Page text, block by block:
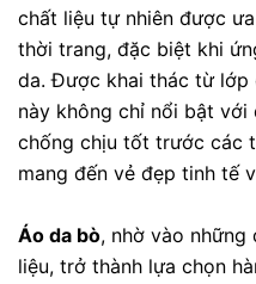
chất liệu tự nhiên được
thời trang, đặc biệt khi
da. Được khai thác từ lớp
này không chỉ nổi bật
chống chịu tốt trước các
mang đến vẻ đẹp tinh tế
Áo da bò, nhờ vào
liệu, trở thành lựa chọn